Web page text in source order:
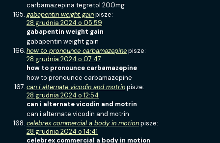
carbamazepina tegretol 200mg
gabapentin weight gainpisze:
28 grudnia 2024 o 05:59
gabapentin weight gain
gabapentin weight gain
how to pronounce carbamazepinepisze:
28 grudnia 2024 o 07:47
how to pronounce carbamazepine
how to pronounce carbamazepine
can i alternate vicodin and motrinpisze:
28 grudnia 2024 o 12:54
can i alternate vicodin and motrin
can i alternate vicodin and motrin
celebrex commercial a body in motionpisze:
28 grudnia 2024 o 14:41
celebrex commercial a body in motion